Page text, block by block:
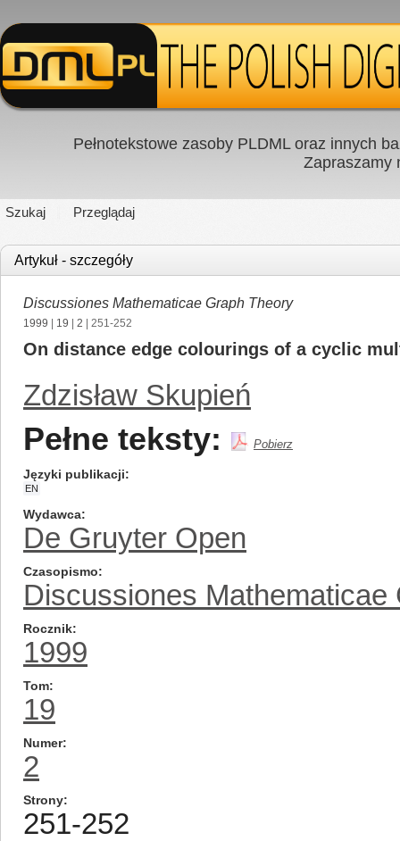
Pełnotekstowe zasoby PLDML oraz innych
Zapraszamy
Szukaj Przeglądaj
Artykuł - szczegóły
Discussiones Mathematicae Graph Theory
1999 19 2 | 251-252
On distance edge colourings of a cyclic
Zdzisław Skupień
Pełne teksty: Pobierz
Języki publikacji
EN
Wydawca
De Gruyter Open
Czasopismo
Discussiones Mathematicae
Rocznik
1999
Tom
19
Numer
2
Strony
251-252